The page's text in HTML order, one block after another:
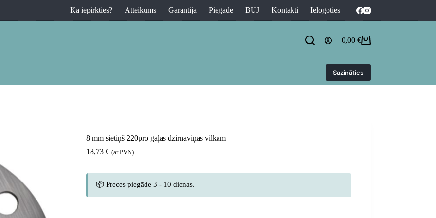
Kā iepirkties? Atteikums Garantija Piegāde BUJ Kontakti Ielogoties
Shopping
0,00 €
Sazināties
8 mm sietiņš 220pro gaļas dzirnaviņas vilkam
18,73 € (ar PVN)
📦 Preces piegāde 3 - 10 dienas.